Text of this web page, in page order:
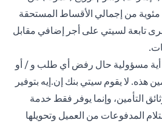
مئوية من إجمالي الأقساط المستحقة
تابعة لسيتي على أجر إضافي مقابل
أية مسؤولية حال رفض أي طلب و / أو
هذه. لا يقوم سيتي بنك إن.إيه بتوفير
التأمين، وإنما يوفر فقط خدمة
المدفوعات من العميل وتحويلها